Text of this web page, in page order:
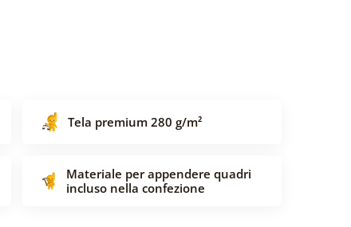
Tela premium 280 g/m²
Materiale per appendere quadri
incluso nella confezione